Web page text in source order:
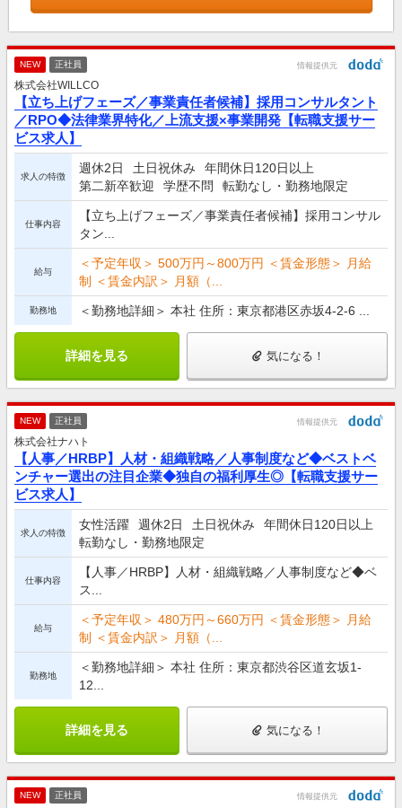
NEW 正社員 情報提供元
株式会社WILLCO
【立ち上げフェーズ／事業責任者候補】採用コンサルタント
／RPO◆法律業界特化／上流支援×事業開発【転職支援サー
ビス求人】
求人の特徴
週休2日 土日祝休み
年間休日120日以上
第二新卒歓迎
学歴不問 転勤なし・勤務地限定
仕事内容
【立ち上げフェーズ／事業責任者候補】採用コンサル
タン...
給与
＜予定年収＞ 500万円～800万円 ＜賃金形態＞ 月給
制 ＜賃金内訳＞ 月額（...
勤務地 ＜勤務地詳細＞ 本社 住所：東京都港区赤坂4-2-6 ...
詳細を見る 気になる！
NEW 正社員 情報提供元
株式会社ナハト
【人事／HRBP】人材・組織戦略／人事制度など◆ベストベ
ンチャー選出の注目企業◆独自の福利厚生◎【転職支援サー
ビス求人】
求人の特徴
女性活躍 週休2日 土日祝休み
年間休日120日以上
転勤なし・勤務地限定
仕事内容
【人事／HRBP】人材・組織戦略／人事制度など◆ベ
ス...
給与
＜予定年収＞ 480万円～660万円 ＜賃金形態＞ 月給
制 ＜賃金内訳＞ 月額（...
勤務地
＜勤務地詳細＞ 本社 住所：東京都渋谷区道玄坂1-
12...
詳細を見る 気になる！
NEW 正社員 情報提供元